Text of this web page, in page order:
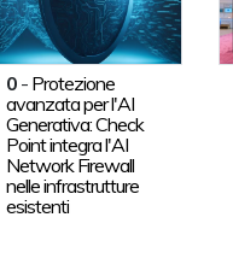
0- Protezione
avanzata per l'AI
Generativa: Check
Point integra l'AI
Network Firewall
nelle infrastrutture
esistenti